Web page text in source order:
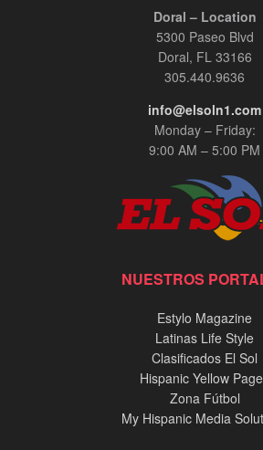
Doral – Location
5300 Paseo Blvd
Doral, FL 33166
305.440.9636
info@elsoln1.com
Monday – Friday:
9:00 AM – 5:00 PM
NUESTROS
Estylo Magazine
Latinas Life Style
Clasificados El Sol
Hispanic Yellow
Zona Fútbol
My Hispanic Media